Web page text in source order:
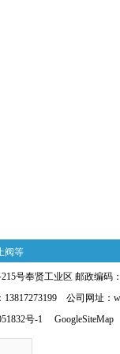
阀等
号奉贤工业区 邮政编码
公司网址：
号-1 GoogleSiteMap